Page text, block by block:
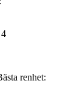
4
renhet: